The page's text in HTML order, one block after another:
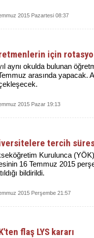
2015 Pazartesi 08:37
için
aynı okulda bulunan
arasında yapacak.
2015 Pazar 19:13
tercih
Kurulunca
16 Temmuz 2015
bildirildi.
2015 Perşembe 21:57
flaş LYS kararı